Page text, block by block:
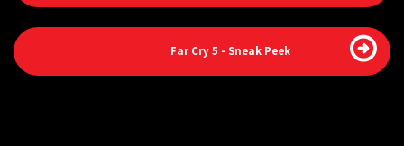
Far Cry 5 - Sneak Peek